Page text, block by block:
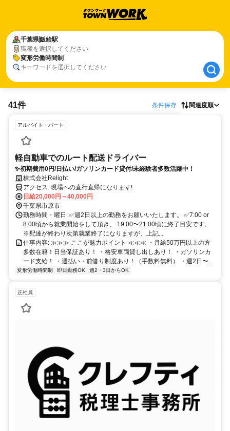
千葉県飯給駅
職種を選択してください
変形労働時間制
キーワードを選択してください
千葉県飯給駅
変形労働時間制
41件 条件保存 関連度順
アルバイト・パート
軽自動車でのルート配送ドライバー
✨初期費用0円/日払い/ガソリンカード貸付/未経験者多数活躍中！
株式会社Relight
アクセス: 現場への直行直帰になります!
日給20,000円～40,000円
千葉県市原市
勤務時間・曜日: ✅週2日以上の勤務をお願いいたします。 ✅7:00 or
8:00頃から就業開始をして頂き、 19:00〜21:00頃に終了目安です。
※配達が終わり次第就業終了になりますが、上記...
仕事内容: ≫≫≫ ここが魅力ポイント ≪≪≪ ・月給50万円以上の方
多数在籍！日当保証あり！ ・格安車両貸し出しあり！ ・ガソリンカ
ード支給！ ・週払い・前借り制度あり！（手数料無料） ・週2日〜...
変形労働時間制 即日勤務OK 週2・3日からOK
正社員